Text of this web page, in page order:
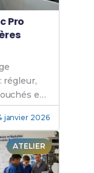
Pro
régleur,
et
janvier 2026
ATELIER